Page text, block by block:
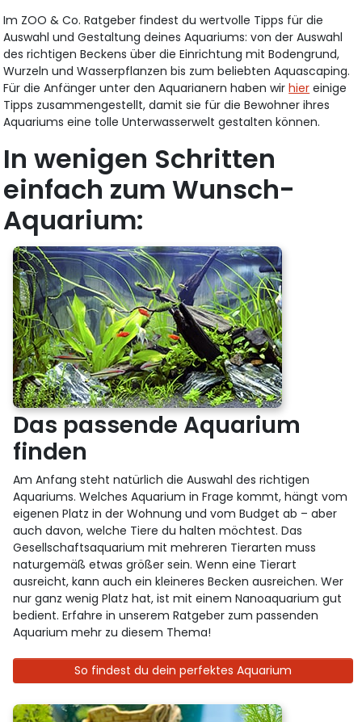
Im ZOO & Co. Ratgeber findest du wertvolle Tipps für die
Auswahl und Gestaltung deines Aquariums: von der Auswahl
des richtigen Beckens über die Einrichtung mit Bodengrund,
Wurzeln und Wasserpflanzen bis zum beliebten Aquascaping.
Für die Anfänger unter den Aquarianern haben wirhier einige
Tipps zusammengestellt, damit sie für die Bewohner ihres
Aquariums eine tolle Unterwasserwelt gestalten können.
In wenigen Schritten
einfach zum Wunsch-
Aquarium:
Das passende Aquarium
finden
Am Anfang steht natürlich die Auswahl des richtigen
Aquariums. Welches Aquarium in Frage kommt, hängt vom
eigenen Platz in der Wohnung und vom Budget ab – aber
auch davon, welche Tiere du halten möchtest. Das
Gesellschaftsaquarium mit mehreren Tierarten muss
naturgemäß etwas größer sein. Wenn eine Tierart
ausreicht, kann auch ein kleineres Becken ausreichen. Wer
nur ganz wenig Platz hat, ist mit einem Nanoaquarium gut
bedient. Erfahre in unserem Ratgeber zum passenden
Aquarium mehr zu diesem Thema!
So findest du dein perfektes Aquarium